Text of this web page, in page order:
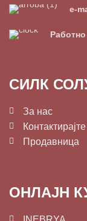
e-
СИЛК
За нас
Продавница
ОНЛАЈН